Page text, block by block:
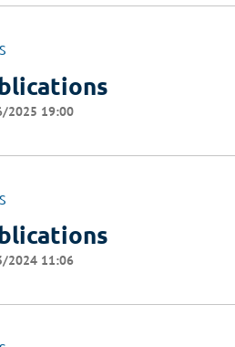
2025 19:00
2024 11:06